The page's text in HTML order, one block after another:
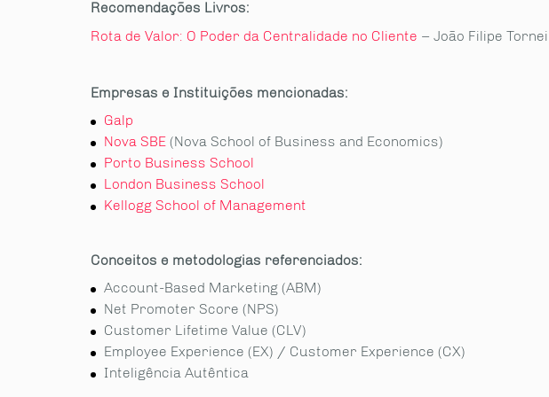
Recomendações Livros:
Rota de Valor: O Poder da Centralidade no Cliente – João Filipe
Empresas e Instituições mencionadas:
Galp
Nova SBE(Nova School of Business and Economics)
Porto Business School
London Business School
Kellogg School of Management
Conceitos e metodologias referenciados:
Account-Based Marketing (ABM)
Net Promoter Score (NPS)
Customer Lifetime Value (CLV)
Employee Experience (EX) / Customer Experience (CX)
Inteligência Autêntica